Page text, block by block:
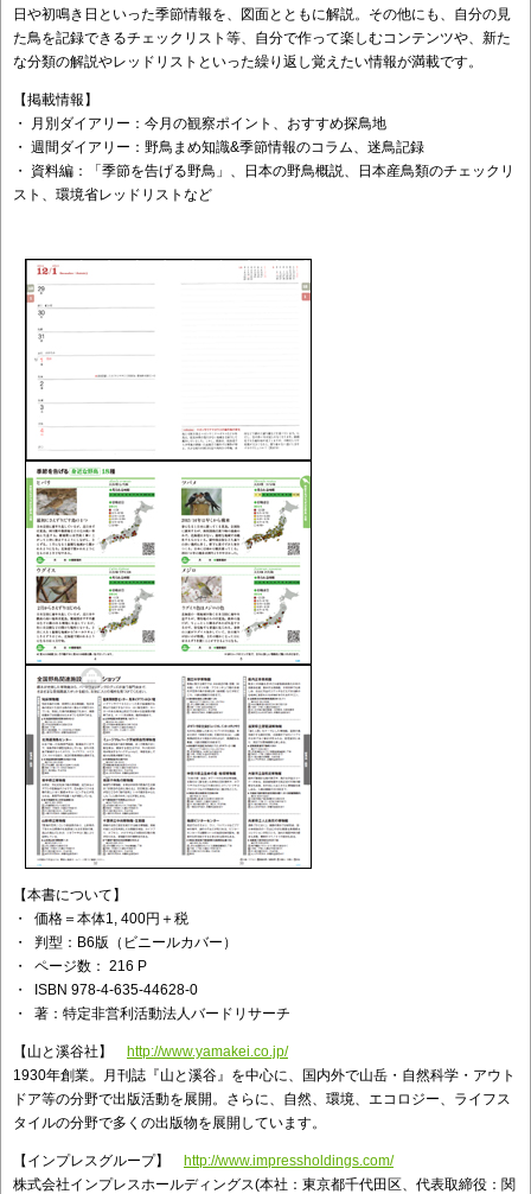
日や初鳴き日といった季節情報を、図面とともに解説。その他にも、自分の見
た鳥を記録できるチェックリスト等、自分で作って楽しむコンテンツや、新た
な分類の解説やレッドリストといった繰り返し覚えたい情報が満載です。
【掲載情報】
・ 月別ダイアリー：今月の観察ポイント、おすすめ探鳥地
・ 週間ダイアリー：野鳥まめ知識&季節情報のコラム、迷鳥記録
・ 資料編：「季節を告げる野鳥」、日本の野鳥概説、日本産鳥類のチェックリ
スト、環境省レッドリストなど
【本書について】
・ 価格＝本体1, 400円＋税
・ 判型：B6版（ビニールカバー）
・ ページ数： 216 P
・ ISBN 978-4-635-44628-0
・ 著：特定非営利活動法人バードリサーチ
【山と溪谷社】 http://www.yamakei.co.jp/
1930年創業。月刊誌『山と溪谷』を中心に、国内外で山岳・自然科学・アウト
ドア等の分野で出版活動を展開。さらに、自然、環境、エコロジー、ライフス
タイルの分野で多くの出版物を展開しています。
【インプレスグループ】 http://www.impressholdings.com/
株式会社インプレスホールディングス(本社：東京都千代田区、代表取締役：関